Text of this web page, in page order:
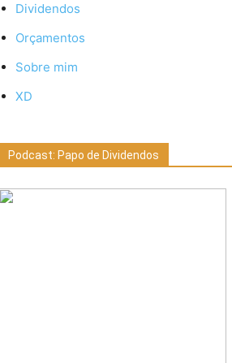
Dividendos
Orçamentos
Sobre mim
XD
Podcast: Papo de Dividendos